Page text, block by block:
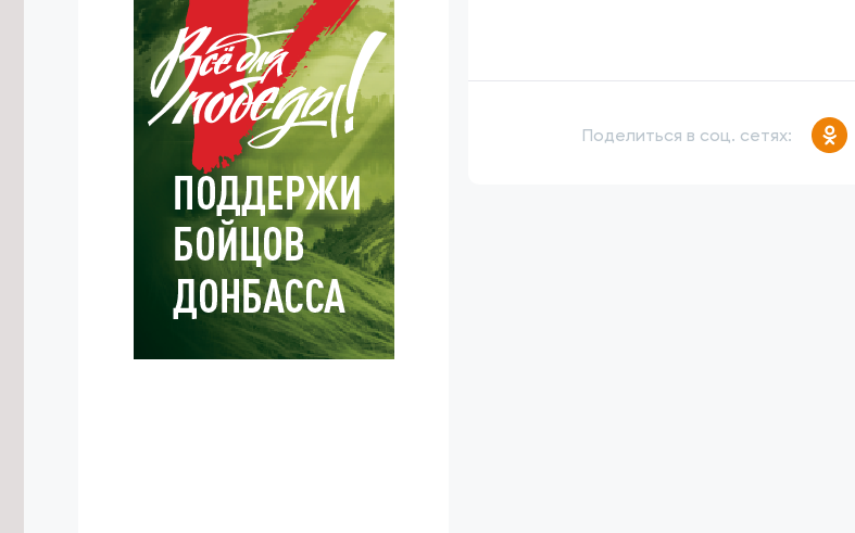
Деловую программу проведут на
фестивале «Хорхог» в Забайкалье
6/08/2026 в 17:52
Самое большое число дамб в
России строится в Забайкалье
6/08/2026 в 17:50
Трёх ночных дрифтеров без прав
привлекли к ответственности в Чите
6/08/2026 в 17:40
Пищеблок школы в Красном Чикое
отремонтируют к началу учебного
Поделиться в соц. сетях: